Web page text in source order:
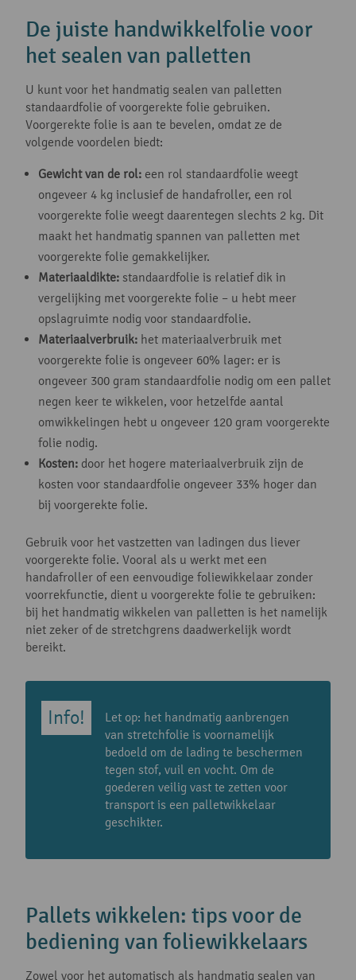
De juiste handwikkelfolie voor
het sealen van palletten
U kunt voor het handmatig sealen van palletten
standaardfolie of voorgerekte folie gebruiken.
Voorgerekte folie is aan te bevelen, omdat ze de
volgende voordelen biedt:
Gewicht van de rol: een rol standaardfolie weegt
ongeveer 4 kg inclusief de handafroller, een rol
voorgerekte folie weegt daarentegen slechts 2 kg. Dit
maakt het handmatig spannen van palletten met
voorgerekte folie gemakkelijker.
Materiaaldikte: standaardfolie is relatief dik in
vergelijking met voorgerekte folie – u hebt meer
opslagruimte nodig voor standaardfolie.
Materiaalverbruik: het materiaalverbruik met
voorgerekte folie is ongeveer 60% lager: er is
ongeveer 300 gram standaardfolie nodig om een pallet
negen keer te wikkelen, voor hetzelfde aantal
omwikkelingen hebt u ongeveer 120 gram voorgerekte
folie nodig.
Kosten: door het hogere materiaalverbruik zijn de
kosten voor standaardfolie ongeveer 33% hoger dan
bij voorgerekte folie.
Gebruik voor het vastzetten van ladingen dus liever
voorgerekte folie. Vooral als u werkt met een
handafroller of een eenvoudige foliewikkelaar zonder
voorrekfunctie, dient u voorgerekte folie te gebruiken:
bij het handmatig wikkelen van palletten is het namelijk
niet zeker of de stretchgrens daadwerkelijk wordt
bereikt.
Let op: het handmatig aanbrengen
van stretchfolie is voornamelijk
bedoeld om de lading te beschermen
tegen stof, vuil en vocht. Om de
goederen veilig vast te zetten voor
transport is een palletwikkelaar
geschikter.
Pallets wikkelen: tips voor de
bediening van foliewikkelaars
Zowel voor het automatisch als handmatig sealen van